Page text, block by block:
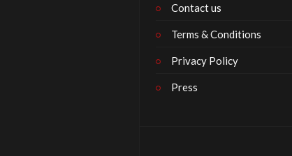
Contact us
Terms & Conditions
Privacy Policy
Press